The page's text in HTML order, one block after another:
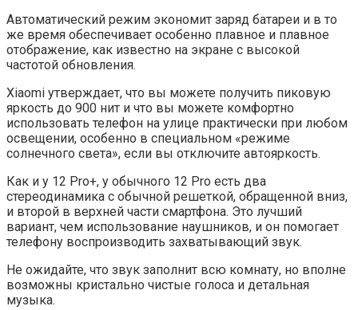
Автоматический режим экономит заряд батареи и в то
же время обеспечивает особенно плавное и плавное
отображение, как известно на экране с высокой
частотой обновления.
Xiaomi утверждает, что вы можете получить пиковую
яркость до 900 нит и что вы можете комфортно
использовать телефон на улице практически при любом
освещении, особенно в специальном «режиме
солнечного света», если вы отключите автояркость.
Как и у 12 Pro+, у обычного 12 Pro есть два
стереодинамика с обычной решеткой, обращенной вниз,
и второй в верхней части смартфона. Это лучший
вариант, чем использование наушников, и он помогает
телефону воспроизводить захватывающий звук.
Не ожидайте, что звук заполнит всю комнату, но вполне
возможны кристально чистые голоса и детальная
музыка.